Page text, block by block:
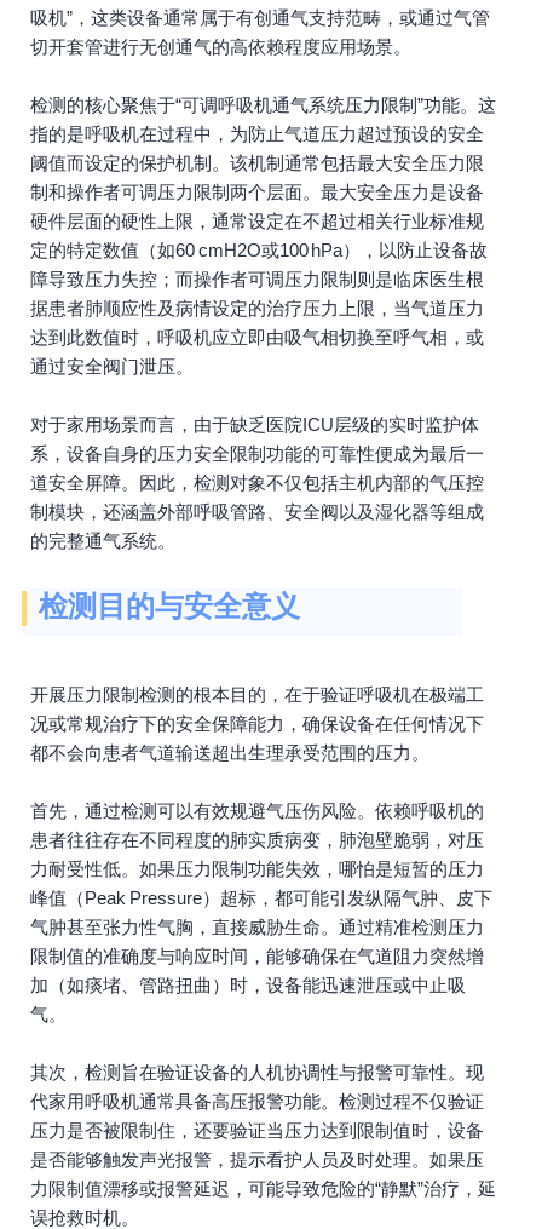
吸机”，这类设备通常属于有创通气支持范畴，或通过气管
切开套管进行无创通气的高依赖程度应用场景。
检测的核心聚焦于“可调呼吸机通气系统压力限制”功能。这
指的是呼吸机在过程中，为防止气道压力超过预设的安全
阈值而设定的保护机制。该机制通常包括最大安全压力限
制和操作者可调压力限制两个层面。最大安全压力是设备
硬件层面的硬性上限，通常设定在不超过相关行业标准规
定的特定数值（如60 cmH2O或100 hPa），以防止设备故
障导致压力失控；而操作者可调压力限制则是临床医生根
据患者肺顺应性及病情设定的治疗压力上限，当气道压力
达到此数值时，呼吸机应立即由吸气相切换至呼气相，或
通过安全阀门泄压。
对于家用场景而言，由于缺乏医院ICU层级的实时监护体
系，设备自身的压力安全限制功能的可靠性便成为最后一
道安全屏障。因此，检测对象不仅包括主机内部的气压控
制模块，还涵盖外部呼吸管路、安全阀以及湿化器等组成
的完整通气系统。
检测目的与安全意义
开展压力限制检测的根本目的，在于验证呼吸机在极端工
况或常规治疗下的安全保障能力，确保设备在任何情况下
都不会向患者气道输送超出生理承受范围的压力。
首先，通过检测可以有效规避气压伤风险。依赖呼吸机的
患者往往存在不同程度的肺实质病变，肺泡壁脆弱，对压
力耐受性低。如果压力限制功能失效，哪怕是短暂的压力
峰值（Peak Pressure）超标，都可能引发纵隔气肿、皮下
气肿甚至张力性气胸，直接威胁生命。通过精准检测压力
限制值的准确度与响应时间，能够确保在气道阻力突然增
加（如痰堵、管路扭曲）时，设备能迅速泄压或中止吸
气。
其次，检测旨在验证设备的人机协调性与报警可靠性。现
代家用呼吸机通常具备高压报警功能。检测过程不仅验证
压力是否被限制住，还要验证当压力达到限制值时，设备
是否能够触发声光报警，提示看护人员及时处理。如果压
力限制值漂移或报警延迟，可能导致危险的“静默”治疗，延
误抢救时机。